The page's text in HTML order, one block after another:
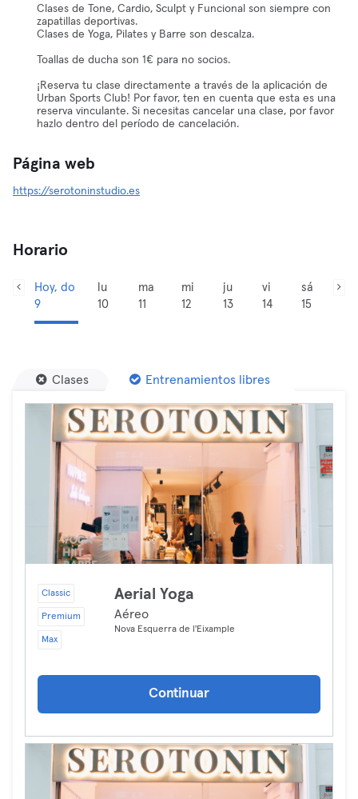
Clases de Tone, Cardio, Sculpt y Funcional son siempre con
zapatillas deportivas.
Clases de Yoga, Pilates y Barre son descalza.
Toallas de ducha son 1€ para no socios.
¡Reserva tu clase directamente a través de la aplicación de
Urban Sports Club! Por favor, ten en cuenta que esta es una
reserva vinculante. Si necesitas cancelar una clase, por favor
hazlo dentro del período de cancelación.
Página web
https://serotoninstudio.es
Horario
Hoy, do
9
lu
10
ma
11
mi
12
ju
13
vi
14
sá
15
Clases Entrenamientos libres
Classic
Premium
Max
Aerial Yoga
Aéreo
Nova Esquerra de l'Eixample
Continuar